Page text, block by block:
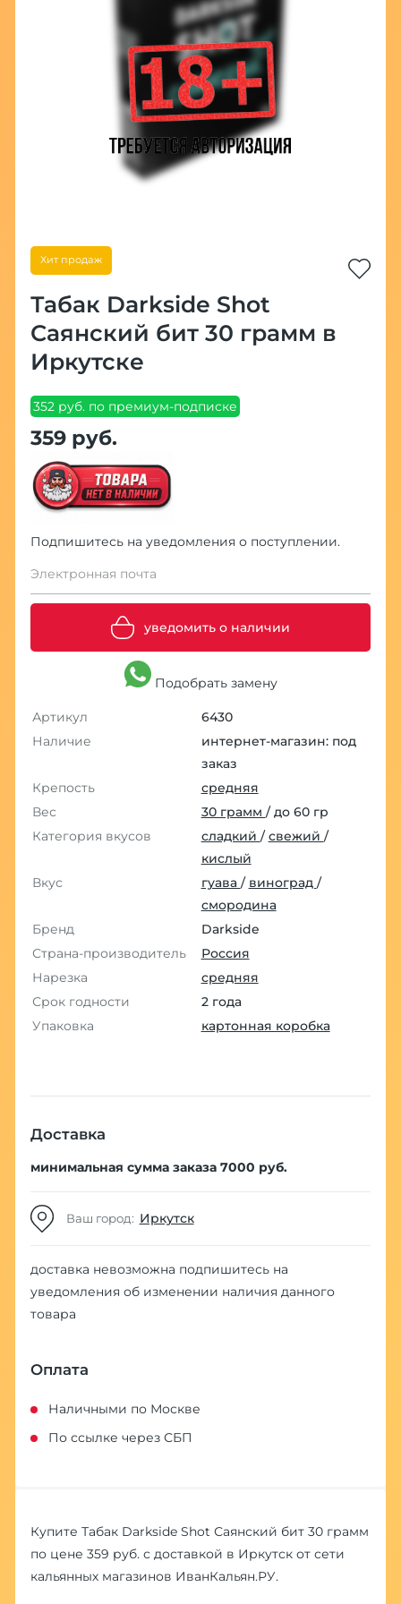
Хит продаж
Табак Darkside Shot
Саянский бит 30 грамм в
Иркутске
352 руб. по премиум-подписке
359 руб.
Подпишитесь на уведомления о поступлении.
Электронная почта
уведомить о наличии
Подобрать замену
Артикул
6430
Наличие
интернет-магазин: под
заказ
Крепость
средняя
Вес
30 грамм / до 60 гр
Категория вкусов
сладкий /свежий /
кислый
Вкус
гуава / виноград /
смородина
Бренд
Darkside
Страна-производитель
Россия
Нарезка
средняя
Срок годности
2 года
Упаковка
картонная коробка
Доставка
минимальная сумма заказа 7000 руб.
Ваш город: Иркутск
доставка невозможна подпишитесь на
уведомления об изменении наличия данного
товара
Оплата
Наличными по Москве
По ссылке через СБП
Купите Табак Darkside Shot Саянский бит 30 грамм
по цене 359 руб. с доставкой в Иркутск от сети
кальянных магазинов ИванКальян.РУ.